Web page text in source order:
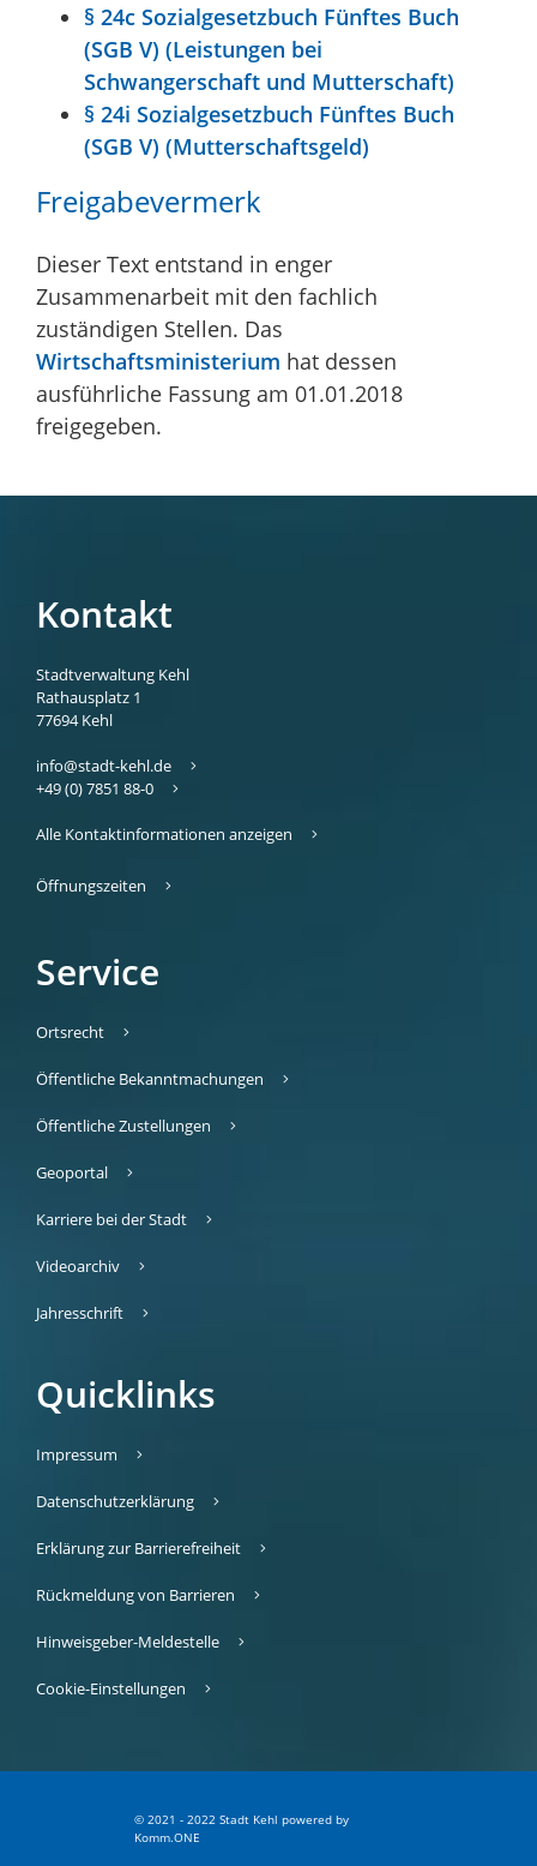
§ 24c Sozialgesetzbuch Fünftes Buch
(SGB V) (Leistungen bei
Schwangerschaft und Mutterschaft)
§ 24i Sozialgesetzbuch Fünftes Buch
(SGB V) (Mutterschaftsgeld)
Freigabevermerk
Dieser Text entstand in enger
Zusammenarbeit mit den fachlich
zuständigen Stellen. Das
Wirtschaftsministerium hat dessen
ausführliche Fassung am 01.01.2018
freigegeben.
Kontakt
Stadtverwaltung Kehl
Rathausplatz 1
77694 Kehl
info@stadt-kehl.de
+49 (0) 7851 88-0
Alle Kontaktinformationen anzeigen
Öffnungszeiten
Service
Ortsrecht
Öffentliche Bekanntmachungen
Öffentliche Zustellungen
Geoportal
Karriere bei der Stadt
Videoarchiv
Jahresschrift
Quicklinks
Impressum
Datenschutzerklärung
Erklärung zur Barrierefreiheit
Rückmeldung von Barrieren
Hinweisgeber-Meldestelle
Cookie-Einstellungen
© 2021 - 2022 Stadt Kehl powered by
Komm.ONE